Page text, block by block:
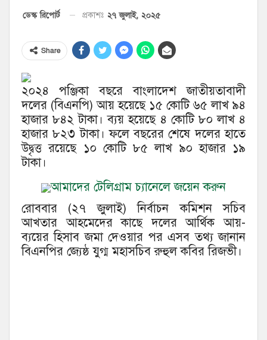
ডেস্ক রিপোর্ট প্রকাশঃ ২৭ জুলাই, ২০২৫
Share
২০২৪ পঞ্জিকা বছরে বাংলাদেশ জাতীয়তাবাদী
দলের (বিএনপি) আয় হয়েছে ১৫ কোটি ৬৫ লাখ ৯৪
হাজার ৮৪২ টাকা। ব্যয় হয়েছে ৪ কোটি ৮০ লাখ ৪
হাজার ৮২৩ টাকা। ফলে বছরের শেষে দলের হাতে
উদ্বৃত্ত রয়েছে ১০ কোটি ৮৫ লাখ ৯০ হাজার ১৯
টাকা।
আমাদের টেলিগ্রাম চ্যানেলে জয়েন করুন
রোববার (২৭ জুলাই) নির্বাচন কমিশন সচিব
আখতার আহমেদের কাছে দলের আর্থিক আয়-
ব্যয়ের হিসাব জমা দেওয়ার পর এসব তথ্য জানান
বিএনপির জ্যেষ্ঠ যুগ্ম মহাসচিব রুহুল কবির রিজভী।